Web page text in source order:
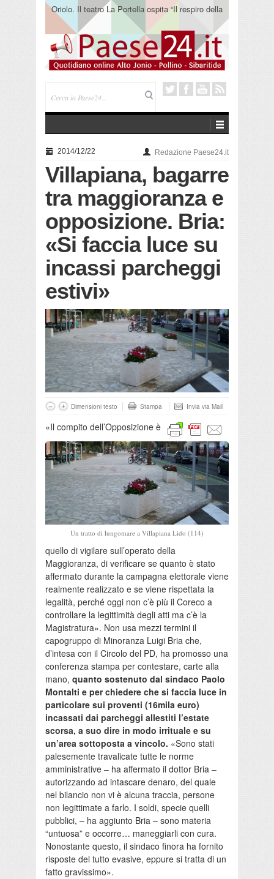
Oriolo. Il teatro La Portella ospita “Il respiro della
terra” del collettivo 365
2014/12/22 Redazione Paese24.it
Villapiana, bagarre
tra maggioranza e
opposizione. Bria:
«Si faccia luce su
incassi parcheggi
estivi»
Dimensioni testo Stampa Invia via Mail
Un tratto di lungomare a Villapiana Lido (114)
«Il compito dell’Opposizione è
quello di vigilare sull’operato della
Maggioranza, di verificare se quanto è stato
affermato durante la campagna elettorale viene
realmente realizzato e se viene rispettata la
legalità, perché oggi non c’è più il Coreco a
controllare la legittimità degli atti ma c’è la
Magistratura». Non usa mezzi termini il
capogruppo di Minoranza Luigi Bria che,
d’intesa con il Circolo del PD, ha promosso una
conferenza stampa per contestare, carte alla
mano, quanto sostenuto dal sindaco Paolo
Montalti e per chiedere che si faccia luce in
particolare sui proventi (16mila euro)
incassati dai parcheggi allestiti l’estate
scorsa, a suo dire in modo irrituale e su
un’area sottoposta a vincolo. «Sono stati
palesemente travalicate tutte le norme
amministrative – ha affermato il dottor Bria –
autorizzando ad intascare denaro, del quale
nel bilancio non vi è alcuna traccia, persone
non legittimate a farlo. I soldi, specie quelli
pubblici, – ha aggiunto Bria – sono materia
“untuosa” e occorre… maneggiarli con cura.
Nonostante questo, il sindaco finora ha fornito
risposte del tutto evasive, eppure si tratta di un
fatto gravissimo».